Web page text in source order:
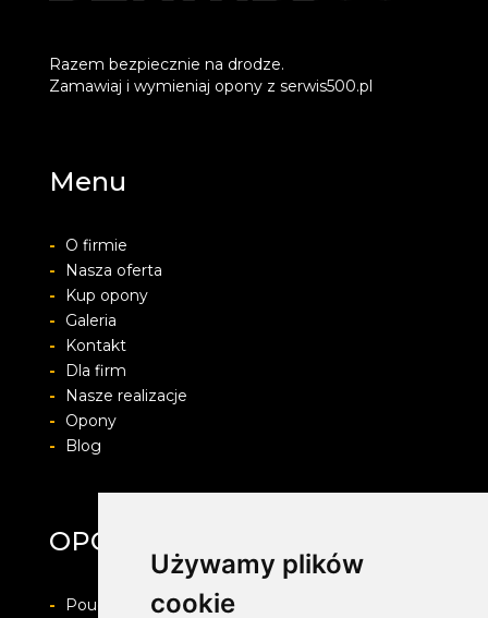
Używamy plików
cookie
Razem bezpiecznie na drodze.
Zamawiaj i wymieniaj opony z serwis500.pl
Menu
-
O firmie
-
Nasza oferta
-
Kup opony
-
Galeria
-
Kontakt
-
Dla firm
-
Nasze realizacje
-
Opony
-
Blog
OPONYFELGIALU.PL
- Pouczenie o prawie do odstapienia od umowy